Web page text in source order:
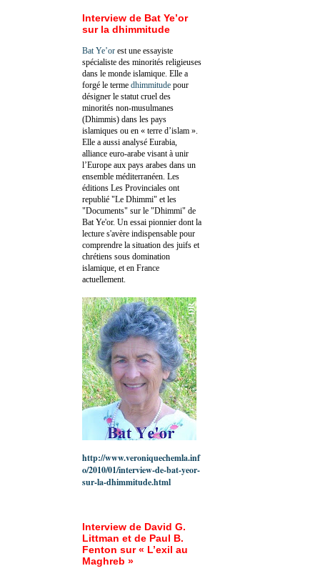
Interview de Bat Ye’or
sur la dhimmitude
Bat Ye’or est une essayiste
spécialiste des minorités religieuses
dans le monde islamique. Elle a
forgé le terme dhimmitude pour
désigner le statut cruel des
minorités non-musulmanes
(Dhimmis) dans les pays
islamiques ou en « terre d’islam ».
Elle a aussi analysé Eurabia,
alliance euro-arabe visant à unir
l’Europe aux pays arabes dans un
ensemble méditerranéen. Les
éditions Les Provinciales ont
republié "Le Dhimmi" et les
"Documents" sur le "Dhimmi" de
Bat Ye'or. Un essai pionnier dont la
lecture s'avère indispensable pour
comprendre la situation des juifs et
chrétiens sous domination
islamique, et en France
actuellement.
http://www.veroniquechemla.inf
o/2010/01/interview-de-bat-yeor-
sur-la-dhimmitude.html
Interview de David G.
Littman et de Paul B.
Fenton sur « L’exil au
Maghreb »